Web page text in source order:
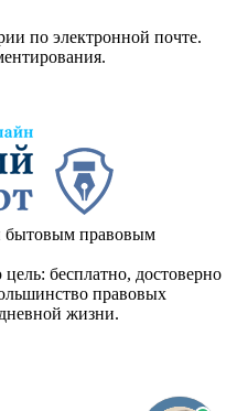
по электронной почте.
бытовым правовым
бесплатно, достоверно
правовых
жизни.